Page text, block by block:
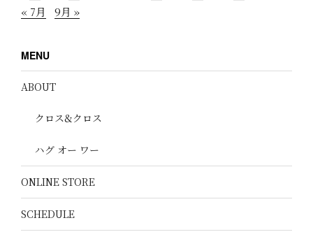
« 7月 9月 »
MENU
ABOUT
クロス&クロス
ハグ オー ワー
ONLINE STORE
SCHEDULE